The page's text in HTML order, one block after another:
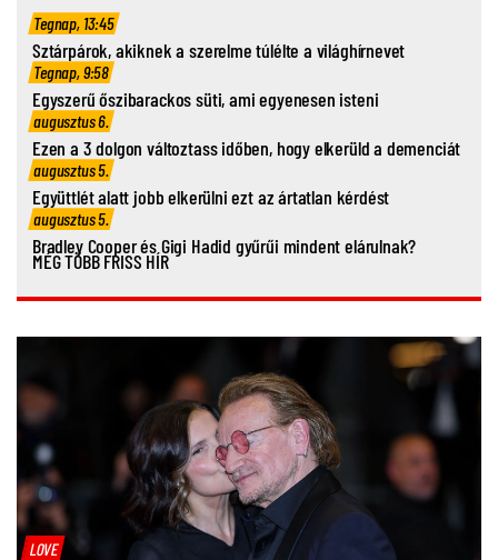
Tegnap, 13:45
Sztárpárok, akiknek a szerelme túlélte a világhírnevet
Tegnap, 9:58
Egyszerű őszibarackos süti, ami egyenesen isteni
augusztus 6.
Ezen a 3 dolgon változtass időben, hogy elkerüld a demenciát
augusztus 5.
Együttlét alatt jobb elkerülni ezt az ártatlan kérdést
augusztus 5.
Bradley Cooper és Gigi Hadid gyűrűi mindent elárulnak?
MÉG TÖBB FRISS HÍR
LOVE